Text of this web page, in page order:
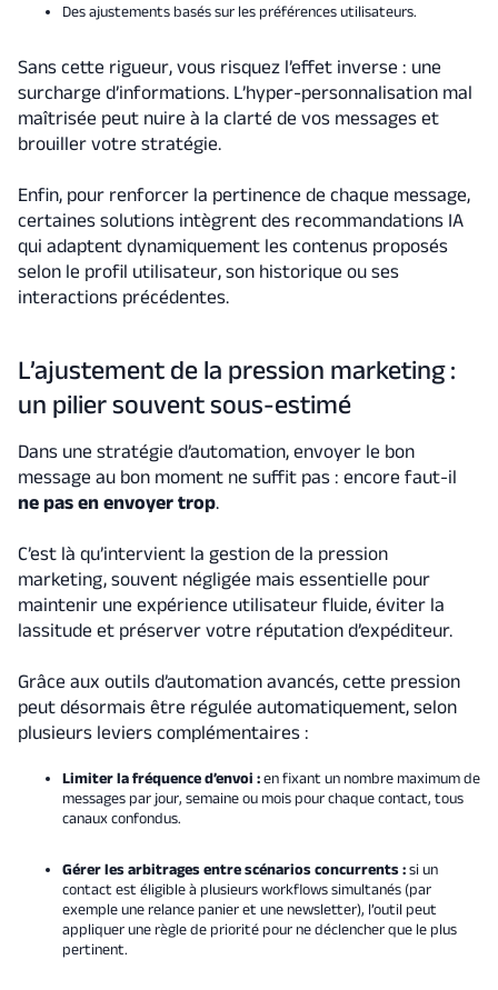
Des ajustements basés sur les préférences utilisateurs.
Sans cette rigueur, vous risquez l’effet inverse : une
surcharge d’informations. L’hyper-personnalisation mal
maîtrisée peut nuire à la clarté de vos messages et
brouiller votre stratégie.
Enfin, pour renforcer la pertinence de chaque message,
certaines solutions intègrent des recommandations IA
qui adaptent dynamiquement les contenus proposés
selon le profil utilisateur, son historique ou ses
interactions précédentes.
L’ajustement de la pression marketing :
un pilier souvent sous-estimé
Dans une stratégie d’automation, envoyer le bon
message au bon moment ne suffit pas : encore faut-il
ne pas en envoyer trop.
C’est là qu’intervient la gestion de la pression
marketing, souvent négligée mais essentielle pour
maintenir une expérience utilisateur fluide, éviter la
lassitude et préserver votre réputation d’expéditeur.
Grâce aux outils d’automation avancés, cette pression
peut désormais être régulée automatiquement, selon
plusieurs leviers complémentaires :
Limiter la fréquence d’envoi :en fixant un nombre maximum de
messages par jour, semaine ou mois pour chaque contact, tous
canaux confondus.
Gérer les arbitrages entre scénarios concurrents :si un
contact est éligible à plusieurs workflows simultanés (par
exemple une relance panier et une newsletter), l’outil peut
appliquer une règle de priorité pour ne déclencher que le plus
pertinent.